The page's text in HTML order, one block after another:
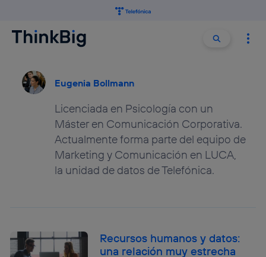
Buscar
Eugenia Bollmann
Licenciada en Psicología con un
Máster en Comunicación Corporativa.
Actualmente forma parte del equipo de
Marketing y Comunicación en LUCA,
la unidad de datos de Telefónica.
Recursos humanos y datos:
una relación muy estrecha